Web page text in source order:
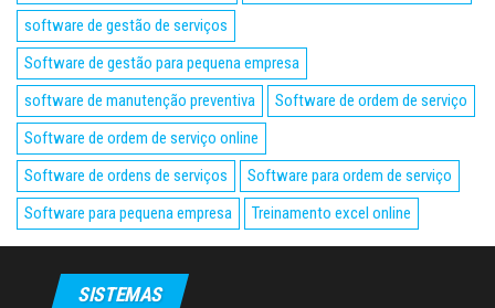
software de gestão de serviços
Software de gestão para pequena empresa
software de manutenção preventiva
Software de ordem de serviço
Software de ordem de serviço online
Software de ordens de serviços
Software para ordem de serviço
Software para pequena empresa
Treinamento excel online
SISTEMAS